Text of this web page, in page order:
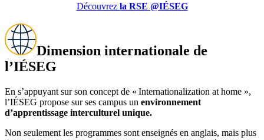
Découvrez la RSE @IÉSEG
Dimension internationale de
l’IÉSEG
En s’appuyant sur son concept de « Internationalization at home »,
l’IÉSEG propose sur ses campus un environnement
d’apprentissage interculturel unique.
Non seulement les programmes sont enseignés en anglais, mais plus